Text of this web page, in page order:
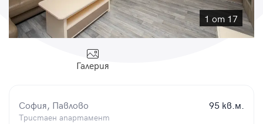
1 от 17
Галерия
София, Павлово
Тристаен апартамент
95 кв.м.
Парола
Забравена парола